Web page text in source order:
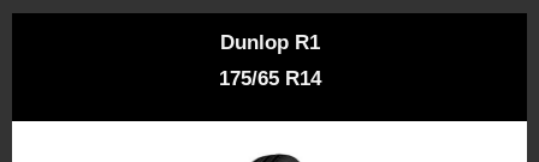
Dunlop R1
175/65 R14